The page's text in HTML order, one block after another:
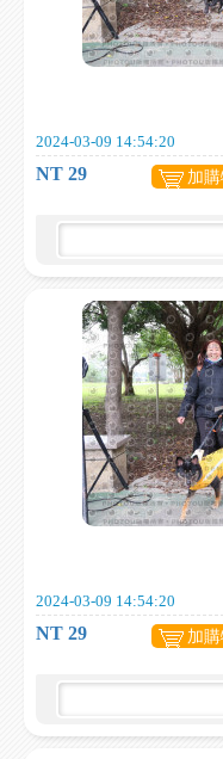
2024-03-09 14:54:20
NT 29 加
2024-03-09 14:54:20
NT 29 加